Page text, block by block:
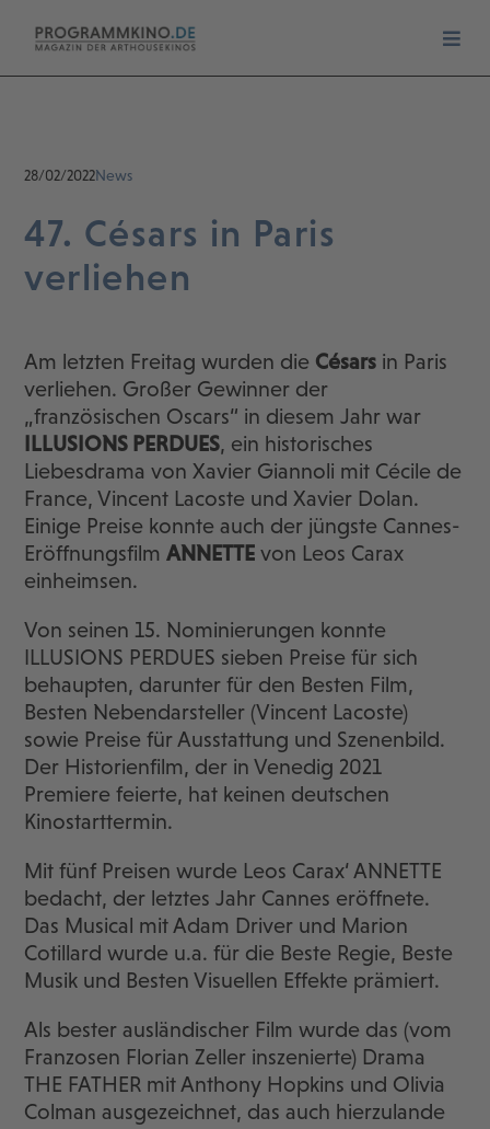
28/02/2022News
47. Césars in Paris
verliehen
Am letzten Freitag wurden die Césars in Paris
verliehen. Großer Gewinner der
„französischen Oscars“ in diesem Jahr war
ILLUSIONS PERDUES, ein historisches
Liebesdrama von Xavier Giannoli mit Cécile de
France, Vincent Lacoste und Xavier Dolan.
Einige Preise konnte auch der jüngste Cannes-
EröffnungsfilmANNETTE von Leos Carax
einheimsen.
Von seinen 15. Nominierungen konnte
ILLUSIONS PERDUES sieben Preise für sich
behaupten, darunter für den Besten Film,
Besten Nebendarsteller (Vincent Lacoste)
sowie Preise für Ausstattung und Szenenbild.
Der Historienfilm, der in Venedig 2021
Premiere feierte, hat keinen deutschen
Kinostarttermin.
Mit fünf Preisen wurde Leos Carax‘ ANNETTE
bedacht, der letztes Jahr Cannes eröffnete.
Das Musical mit Adam Driver und Marion
Cotillard wurde u.a. für die Beste Regie, Beste
Musik und Besten Visuellen Effekte prämiert.
Als bester ausländischer Film wurde das (vom
Franzosen Florian Zeller inszenierte) Drama
THE FATHER mit Anthony Hopkins und Olivia
Colman ausgezeichnet, das auch hierzulande